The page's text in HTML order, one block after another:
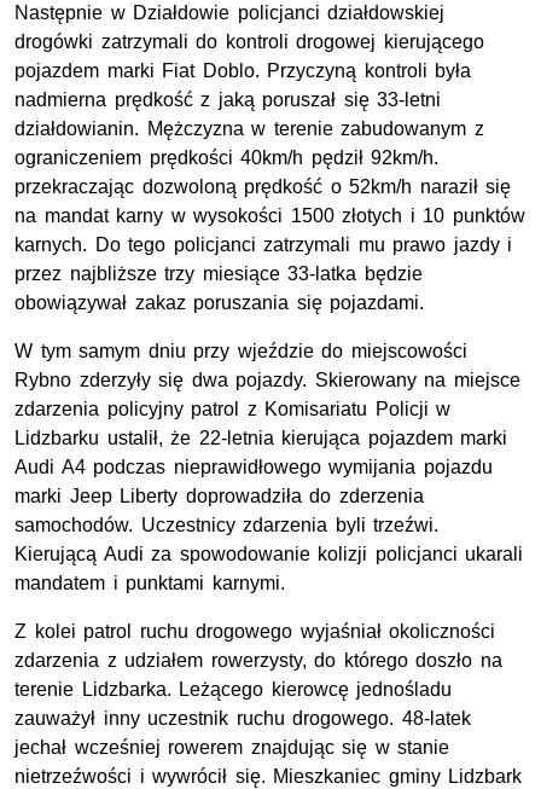
Następnie w Działdowie policjanci działdowskiej
drogówki zatrzymali do kontroli drogowej kierującego
pojazdem marki Fiat Doblo. Przyczyną kontroli była
nadmierna prędkość z jaką poruszał się 33-letni
działdowianin. Mężczyzna w terenie zabudowanym z
ograniczeniem prędkości 40km/h pędził 92km/h.
przekraczając dozwoloną prędkość o 52km/h naraził się
na mandat karny w wysokości 1500 złotych i 10 punktów
karnych. Do tego policjanci zatrzymali mu prawo jazdy i
przez najbliższe trzy miesiące 33-latka będzie
obowiązywał zakaz poruszania się pojazdami.
W tym samym dniu przy wjeździe do miejscowości
Rybno zderzyły się dwa pojazdy. Skierowany na miejsce
zdarzenia policyjny patrol z Komisariatu Policji w
Lidzbarku ustalił, że 22-letnia kierująca pojazdem marki
Audi A4 podczas nieprawidłowego wymijania pojazdu
marki Jeep Liberty doprowadziła do zderzenia
samochodów. Uczestnicy zdarzenia byli trzeźwi.
Kierującą Audi za spowodowanie kolizji policjanci ukarali
mandatem i punktami karnymi.
Z kolei patrol ruchu drogowego wyjaśniał okoliczności
zdarzenia z udziałem rowerzysty, do którego doszło na
terenie Lidzbarka. Leżącego kierowcę jednośladu
zauważył inny uczestnik ruchu drogowego. 48-latek
jechał wcześniej rowerem znajdując się w stanie
nietrzeźwości i wywrócił się. Mieszkaniec gminy Lidzbark